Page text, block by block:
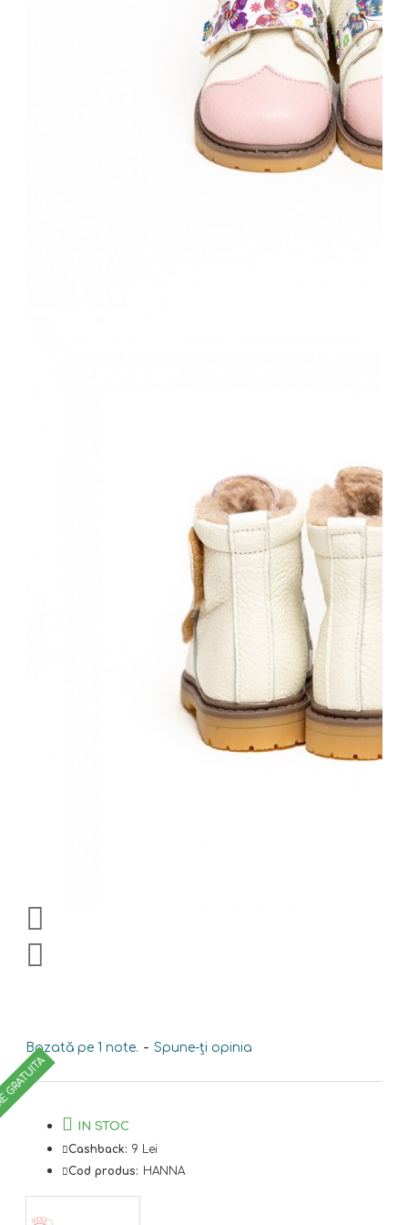
Bazată pe 1 note. - Spune-ţi opinia
IN STOC
Cashback: 9 Lei
Cod produs: HANNA